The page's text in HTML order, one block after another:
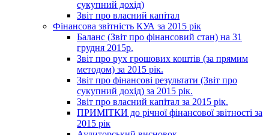
сукупний дохід)
Звіт про власний капітал
Фінансова звітність КУА за 2015 рік
Баланс (Звіт про фінансовий стан) на 31
грудня 2015р.
Звіт про рух грошових коштів (за прямим
методом) за 2015 рік.
Звіт про фінансові результати (Звіт про
сукупний дохід) за 2015 рік.
Звіт про власний капітал за 2015 рік.
ПРИМІТКИ до річної фінансової звітності за
2015 рік